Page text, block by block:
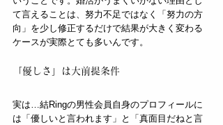
て言えることは、努力不足ではなく「努力の方
向」を少し修正するだけで結果が大きく変わる
ケースが実際とても多いんです。
「優しさ」は大前提条件
実は…結Ringの男性会員自身のプロフィールに
は「優しいと言われます」と「真面目だねと言